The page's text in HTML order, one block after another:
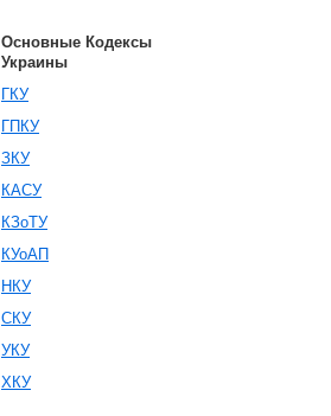
Основные Кодексы
Украины
ГКУ
ГПКУ
ЗКУ
КАСУ
КЗоТУ
КУоАП
НКУ
СКУ
УКУ
ХКУ